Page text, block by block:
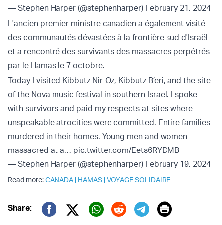
— Stephen Harper (@stephenharper) February 21, 2024
L'ancien premier ministre canadien a également visité
des communautés dévastées à la frontière sud d'Israël
et a rencontré des survivants des massacres perpétrés
par le Hamas le 7 octobre.
Today I visited Kibbutz Nir-Oz, Kibbutz B’eri, and the site
of the Nova music festival in southern Israel. I spoke
with survivors and paid my respects at sites where
unspeakable atrocities were committed. Entire families
murdered in their homes. Young men and women
massacred at a… pic.twitter.com/Eets6RYDMB
— Stephen Harper (@stephenharper) February 19, 2024
Read more:CANADA | HAMAS |VOYAGE SOLIDAIRE
Share: Print